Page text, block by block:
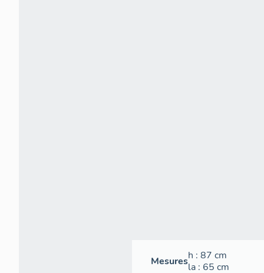
Mesuresh : 87 cm
la : 65 cm